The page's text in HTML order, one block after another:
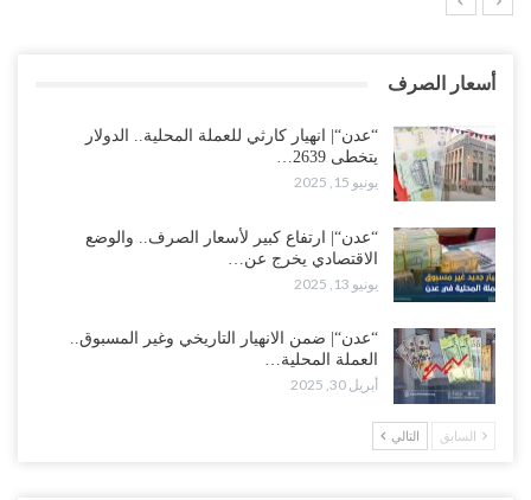
أسعار الصرف
“عدن“| انهيار كارثي للعملة المحلية.. الدولار
يتخطى 2639…
يونيو 15, 2025
“عدن“| ارتفاع كبير لأسعار الصرف.. والوضع
الاقتصادي يخرج عن…
يونيو 13, 2025
“عدن“| ضمن الانهيار التاريخي وغير المسبوق..
العملة المحلية…
أبريل 30, 2025
السابق التالي